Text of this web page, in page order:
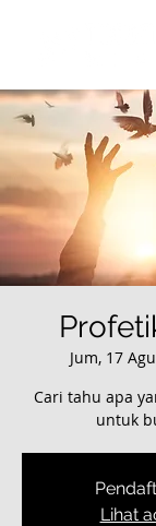
Jum, 17 Agu
Cari tahu apa
untuk
Lihat